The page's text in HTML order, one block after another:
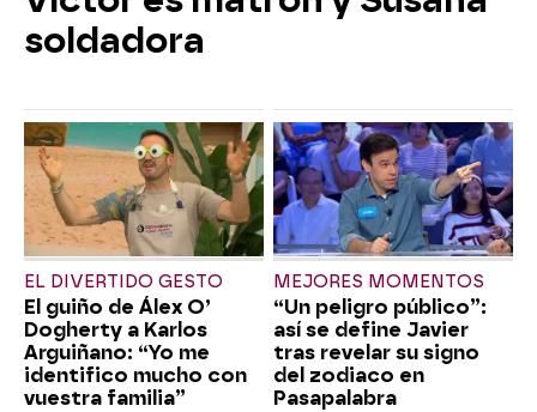
soldadora
EL DIVERTIDO GESTO
El guiño de Álex O’
Dogherty a Karlos
Arguiñano: “Yo me
identifico mucho con
vuestra familia”
MEJORES MOMENTOS
“Un peligro público”:
así se define Javier
tras revelar su signo
del zodiaco en
Pasapalabra